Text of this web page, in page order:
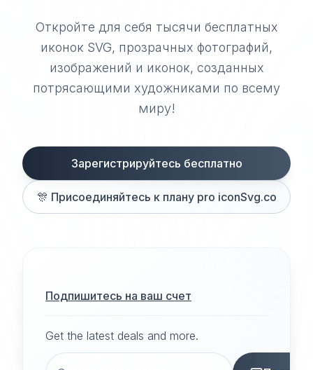
Откройте для себя тысячи бесплатных
иконок SVG, прозрачных фотографий,
изображений и иконок, созданных
потрясающими художниками по всему
миру!
Зарегистрируйтесь бесплатно
🎊 Присоединяйтесь к плану pro iconSvg.co
Подпишитесь на ваш счет
Get the latest deals and more.